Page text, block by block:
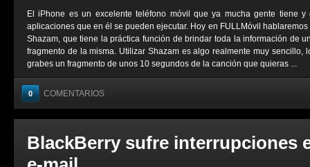
El iPhone es un excelente teléfono móvil que ya mucha gente tiene
aplicaciones que en él se pueden ejecutar. Hoy en FULLMóvil
Shazam, que tiene la práctica función de brindar toda la información de
fragmento de la misma. Utilizar Shazam es algo realmente muy sencillo,
grabes un fragmento de unos 10 segundos de la canción que quieras ...
0 COMENTARIOS
BlackBerry sufre interrupciones